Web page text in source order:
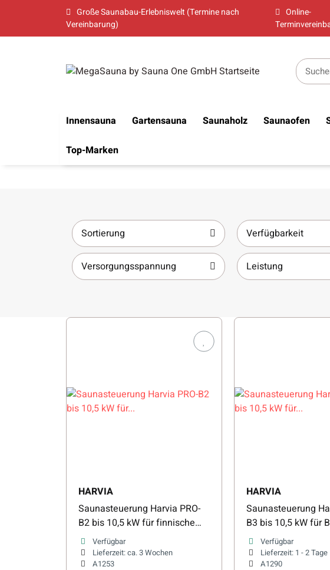
Große Saunabau-Erlebniswelt (Termine nach
Vereinbarung)
Online-
Innensauna Gartensauna Saunaholz Saunaofen
Top-Marken
Sortierung Verfügbarkeit
Versorgungsspannung Leistung
HARVIA
Saunasteuerung Harvia PRO-
B2 bis 10,5 kW für finnische
Saunaöfen
Verfügbar
Lieferzeit:ca. 3 Wochen
A1253
HARVIA
Saunasteuerung
B3 bis 10,5 kW für
Saunaöfen
Verfügbar
Lieferzeit: 1 - 2 Tage
A1290